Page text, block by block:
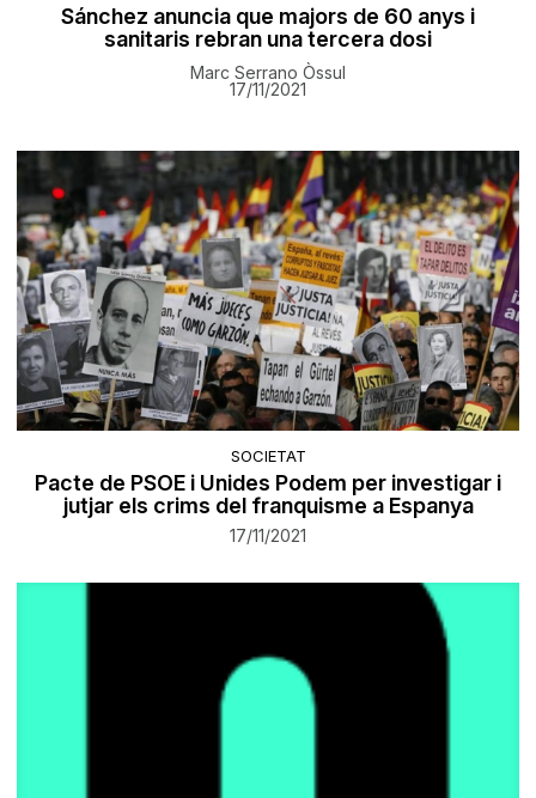
Sánchez anuncia que majors de 60 anys i
sanitaris rebran una tercera dosi
Marc Serrano Òssul
17/11/2021
SOCIETAT
Pacte de PSOE i Unides Podem per investigar i
jutjar els crims del franquisme a Espanya
17/11/2021